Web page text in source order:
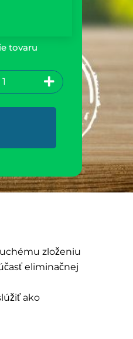
tovaru
zloženiu
eliminačnej
ako